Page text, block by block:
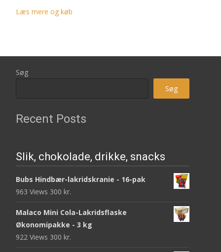
Læs mere og køb
Søg
Søg
Recent Posts
Slik, chokolade, drikke, snacks
Bubs Hindbær-lakridskranie - 16-pak
963 Views 300 kr.
Malaco Mini Cola-Lakridsflaske
Økonomipakke - 3 kg
922 Views 300 kr.